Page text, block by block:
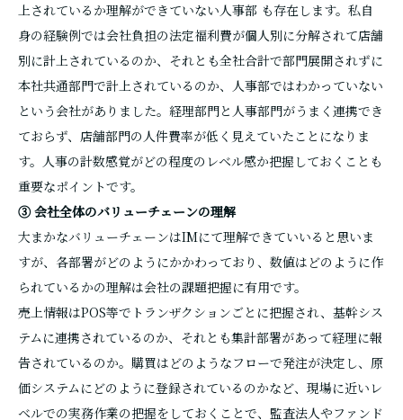
上されているか理解ができていない人事部 も存在します。私自
身の経験例では会社負担の法定福利費が個人別に分解されて店舗
別に計上されているのか、それとも全社合計で部門展開されずに
本社共通部門で計上されているのか、人事部ではわかっていない
という会社がありました。経理部門と人事部門がうまく連携でき
ておらず、店舗部門の人件費率が低く見えていたことになりま
す。人事の計数感覚がどの程度のレベル感か把握しておくことも
重要なポイントです。
③ 会社全体のバリューチェーンの理解
大まかなバリューチェーンはIMにて理解できていいると思いま
すが、各部署がどのようにかかわっており、数値はどのように作
られているかの理解は会社の課題把握に有用です。
売上情報はPOS等でトランザクションごとに把握され、基幹シス
テムに連携されているのか、それとも集計部署があって経理に報
告されているのか。購買はどのようなフローで発注が決定し、原
価システムにどのように登録されているのかなど、現場に近いレ
ベルでの実務作業の把握をしておくことで、監査法人やファンド